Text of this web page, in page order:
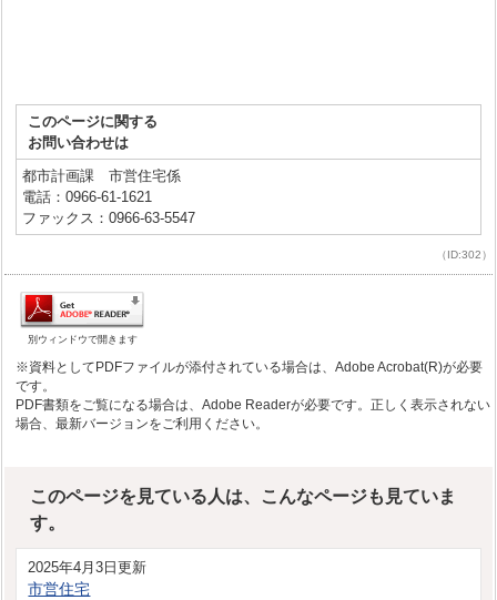
このページに関する
お問い合わせは
都市計画課 市営住宅係
電話：0966-61-1621
ファックス：0966-63-5547
（ID:302）
別ウィンドウで開きます
※資料としてPDFファイルが添付されている場合は、Adobe Acrobat(R)が必要
です。
PDF書類をご覧になる場合は、Adobe Readerが必要です。正しく表示されない
場合、最新バージョンをご利用ください。
このページを見ている人は、こんなページも見ていま
す。
2025年4月3日更新
市営住宅